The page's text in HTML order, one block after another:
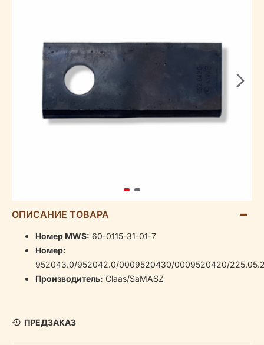
ОПИСАНИЕ ТОВАРА
Номер MWS: 60-0115-31-01-7
Номер:
952043.0/952042.0/0009520430/0009520420/
Производитель: Claas/SaMASZ
ПРЕДЗАКАЗ